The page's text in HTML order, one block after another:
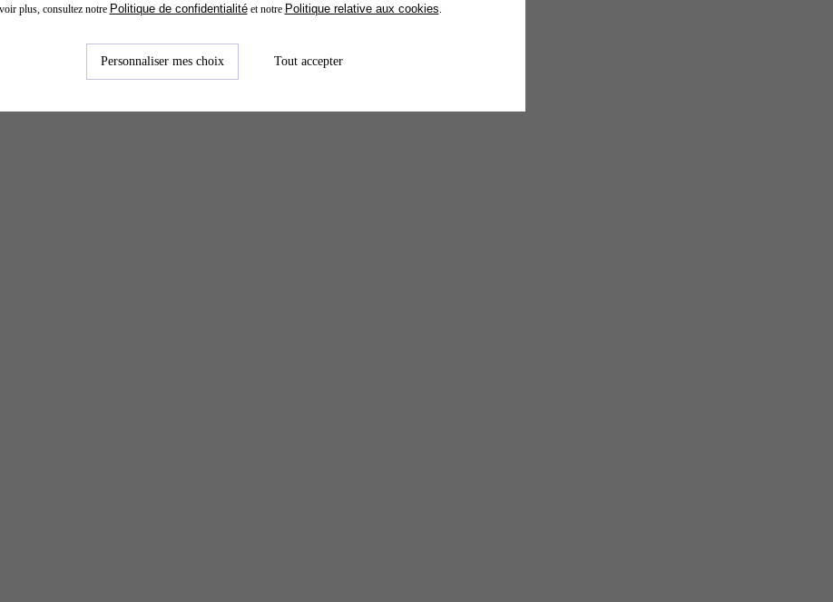
plus, consultez notre Politique de confidentialitéet notre Politique relative aux cookies
Personnaliser mes choix Tout accepter